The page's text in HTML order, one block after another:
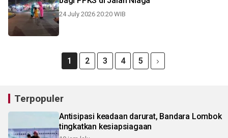
24 July 2026 20:20 WIB
1 2 3 4 5
Terpopuler
Antisipasi keadaan darurat, Bandara Lombok
tingkatkan kesiapsiagaan